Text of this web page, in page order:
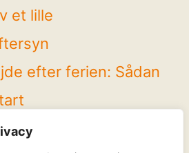
et lille
efter ferien: Sådan
på Arbejdsglæde